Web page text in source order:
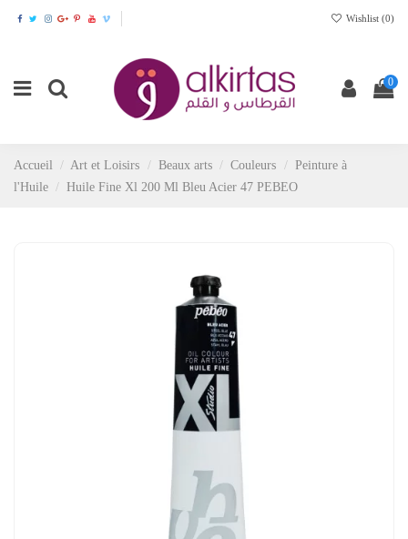
Wishlist (0)
0
Accueil Art et Loisirs Beaux arts Couleurs
Peinture à
l'Huile
Huile Fine Xl 200 Ml Bleu Acier 47 PEBEO